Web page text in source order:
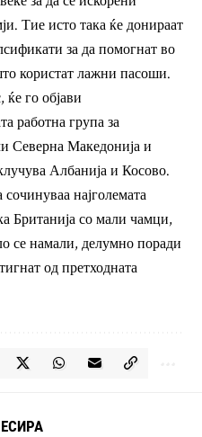
Тие исто така ќе донираат
за да помогнат во
користат лажни пасоши.
ќе го објави
работна група за
Северна Македонија и
Албанија и Косово.
најголемата
Британија со мали чамци,
се намали, делумно поради
од претходната